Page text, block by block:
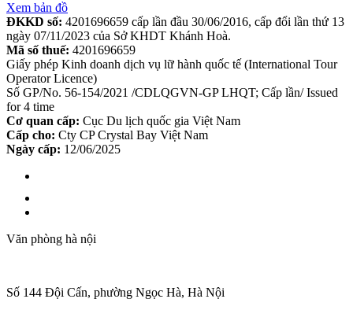
Xem bản đồ
ĐKKD số: 4201696659 cấp lần đầu 30/06/2016, cấp đổi lần thứ 13
ngày 07/11/2023 của Sở KHDT Khánh Hoà.
Mã số thuế: 4201696659
Giấy phép Kinh doanh dịch vụ lữ hành quốc tế (International Tour
Operator Licence)
Số GP/No. 56-154/2021 /CDLQGVN-GP LHQT; Cấp lần/ Issued
for 4 time
Cơ quan cấp: Cục Du lịch quốc gia Việt Nam
Cấp cho: Cty CP Crystal Bay Việt Nam
Ngày cấp: 12/06/2025
Văn phòng hà nội
Số 144 Đội Cấn, phường Ngọc Hà, Hà Nội